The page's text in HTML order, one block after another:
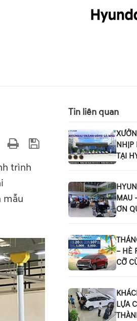
trình
mẫu
Tin liên quan
NHỊP
TẠI
MAU
ƠN
– HÈ
CỠ
LỰA